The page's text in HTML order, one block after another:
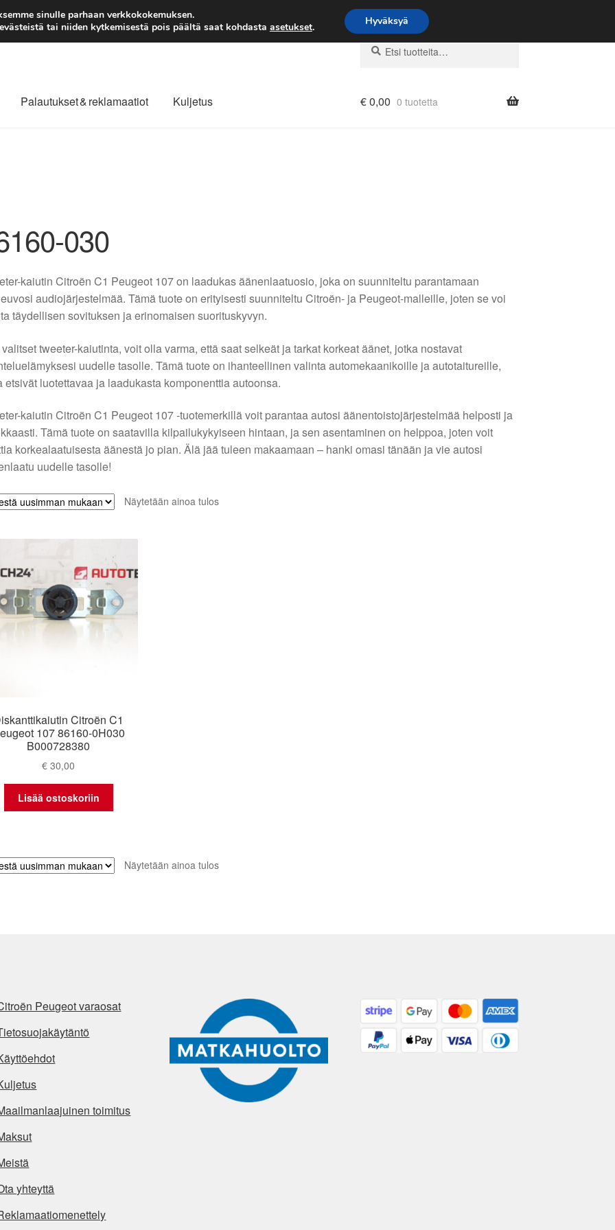
TOIMITUS alkaen 7 EUR
Etsi:
Haku
Palautukset & reklamaatiot Kuljetus €0,00 0 tuotetta
030
kaiutin Citroën C1 Peugeot 107 on laadukas äänenlaatuosio, joka on suunniteltu parantamaan
audiojärjestelmää. Tämä tuote on erityisesti suunniteltu Citroën- ja Peugeot-malleille, joten se voi
täydellisen sovituksen ja erinomaisen suorituskyvyn.
tweeter-kaiutinta, voit olla varma, että saat selkeät ja tarkat korkeat äänet, jotka nostavat
uudelle tasolle. Tämä tuote on ihanteellinen valinta automekaanikoille ja autotaitureille,
etsivät luotettavaa ja laadukasta komponenttia autoonsa.
kaiutin Citroën C1 Peugeot 107 -tuotemerkillä voit parantaa autosi äänentoistojärjestelmää helposti ja
Tämä tuote on saatavilla kilpailukykyiseen hintaan, ja sen asentaminen on helppoa, joten voit
korkealaatuisesta äänestä jo pian. Älä jää tuleen makaamaan – hanki omasi tänään ja vie autosi
uudelle tasolle!
Näytetään ainoa tulos
Citroën C1
107 86160-0H030
B000728380
€ 30,00
Lisää ostoskoriin
Näytetään ainoa tulos
Peugeot varaosat
toimitus
yhteyttä
sinulle parhaan verkkokokemuksen.
tai niiden kytkemisestä pois päältä saat kohdasta asetukset. Hyväksyä